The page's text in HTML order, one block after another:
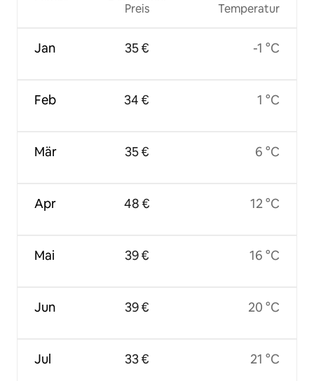
Jan
Feb
Mär
Apr
Mai
Jun
Jul
Preis
35 €
34 €
35 €
48 €
39 €
39 €
33 €
Temperatur
-1 °C
1 °C
6 °C
12 °C
16 °C
20 °C
21 °C